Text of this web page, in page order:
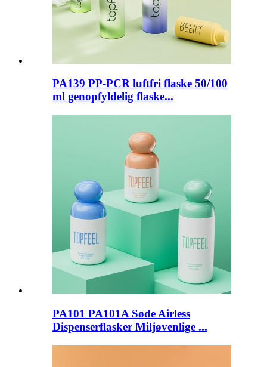
PA139 PP-PCR luftfri flaske 50/100
ml genopfyldelig flaske...
PA101 PA101A Søde Airless
Dispenserflasker Miljøvenlige ...